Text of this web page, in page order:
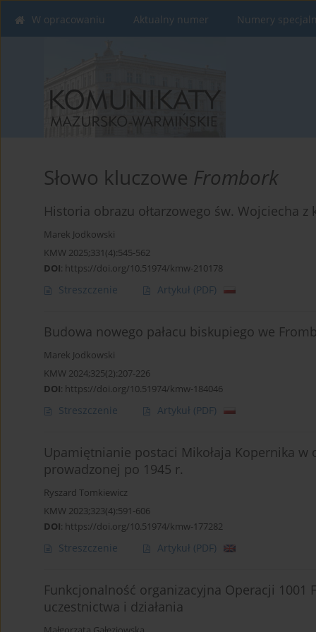
W opracowaniu Aktualny numer Numery
Słowo kluczowe Frombork
Historia obrazu ołtarzowego św. Wojciecha
Marek Jodkowski
KMW 2025;331(4):545-562
DOI: https://doi.org/10.51974/kmw-210178
Streszczenie Artykuł (PDF)
Budowa nowego pałacu biskupiego we
Marek Jodkowski
KMW 2024;325(2):207-226
DOI: https://doi.org/10.51974/kmw-184046
Streszczenie Artykuł (PDF)
Upamiętnianie postaci Mikołaja Kopernika
prowadzonej po 1945 r.
Ryszard Tomkiewicz
KMW 2023;323(4):591-606
DOI: https://doi.org/10.51974/kmw-177282
Streszczenie Artykuł (PDF)
Funkcjonalność organizacyjna Operacji 1001
uczestnictwa i działania